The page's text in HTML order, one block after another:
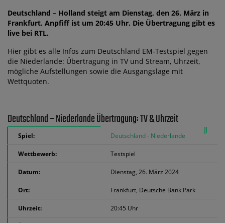
Deutschland – Holland steigt am Dienstag, den 26. März in
Frankfurt. Anpfiff ist um 20:45 Uhr. Die Übertragung gibt es
live bei RTL.
Hier gibt es alle Infos zum Deutschland EM-Testspiel gegen
die Niederlande: Übertragung in TV und Stream, Uhrzeit,
mögliche Aufstellungen sowie die Ausgangslage mit
Wettquoten.
Deutschland – Niederlande Übertragung: TV & Uhrzeit
Spiel: Deutschland - Niederlande
Wettbewerb: Testspiel
Datum: Dienstag, 26. März 2024
Ort: Frankfurt, Deutsche Bank Park
Uhrzeit: 20:45 Uhr